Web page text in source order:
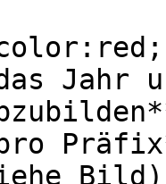
Jahr
pro